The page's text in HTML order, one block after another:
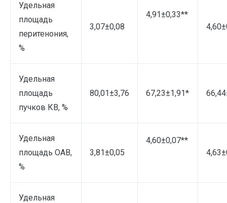
Удельная
площадь
перитенония,
%
3,07±0,08
4,91±0,33**
Удельная
площадь
пучков КВ, %
80,01±3,76 67,23±1,91*
Удельная
площадь ОАВ,
%
3,81±0,05
4,60±0,07**
Удельная